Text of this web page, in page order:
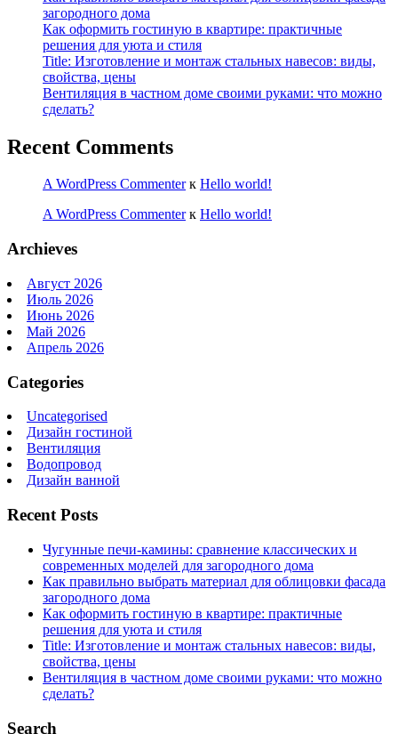
загородного дома
Как оформить гостиную в квартире: практичные
решения для уюта и стиля
Title: Изготовление и монтаж стальных навесов: виды,
свойства, цены
Вентиляция в частном доме своими руками: что можно
сделать?
Recent Comments
A WordPress Commenterк Hello world!
A WordPress Commenterк Hello world!
Archieves
Август 2026
Июль 2026
Июнь 2026
Май 2026
Апрель 2026
Categories
Uncategorised
Дизайн гостиной
Вентиляция
Водопровод
Дизайн ванной
Recent Posts
Чугунные печи-камины: сравнение классических и
современных моделей для загородного дома
Как правильно выбрать материал для облицовки фасада
загородного дома
Как оформить гостиную в квартире: практичные
решения для уюта и стиля
Title: Изготовление и монтаж стальных навесов: виды,
свойства, цены
Вентиляция в частном доме своими руками: что можно
сделать?
Search